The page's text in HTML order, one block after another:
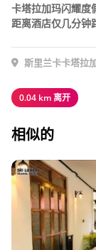
卡塔拉加玛闪耀度
距离酒店仅几分
斯里兰卡卡塔拉
0.04 km 离开
相似的